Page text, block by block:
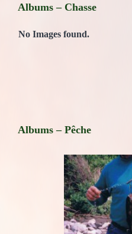
Albums – Chasse
No Images found.
Albums – Pêche